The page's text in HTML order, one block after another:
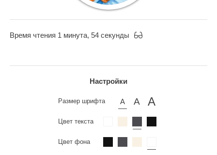
Время чтения 1 минута, 54 секунды
Настройки
Размер шрифта
Цвет текста
Цвет фона